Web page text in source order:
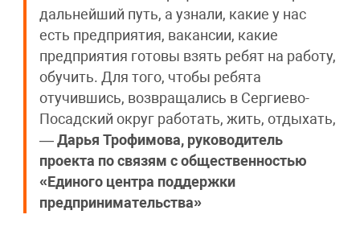
дальнейший путь, а узнали, какие у нас
есть предприятия, вакансии, какие
предприятия готовы взять ребят на работу,
обучить. Для того, чтобы ребята
отучившись, возвращались в Сергиево-
Посадский округ работать, жить, отдыхать,
— Дарья Трофимова, руководитель
проекта по связям с общественностью
«Единого центра поддержки
предпринимательства»